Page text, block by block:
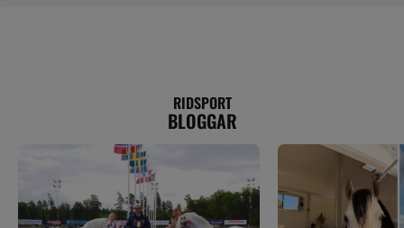
RIDSPORT
BLOGGAR